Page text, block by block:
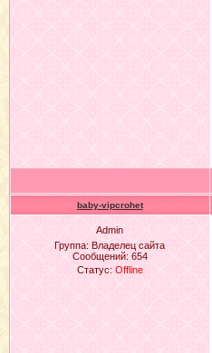
baby-vipcrohet
Admin
Группа: Владелец сайта
Сообщений: 654
Статус: Offline